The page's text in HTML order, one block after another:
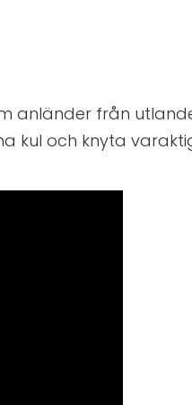
anländer från
kul och knyta